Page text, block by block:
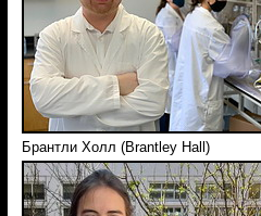
Брантли Холл (Brantley Hall)